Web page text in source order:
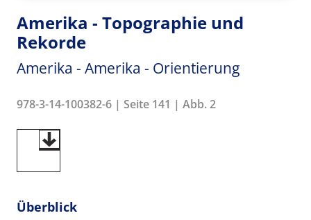
Amerika - Topographie und
Rekorde
Amerika - Amerika - Orientierung
978-3-14-100382-6 | Seite 141 | Abb. 2
Überblick